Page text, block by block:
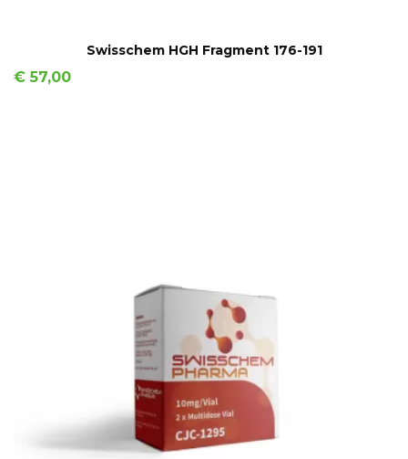
IN WINKELMAND
Swisschem HGH Fragment 176-191
Prijs
€ 57,00